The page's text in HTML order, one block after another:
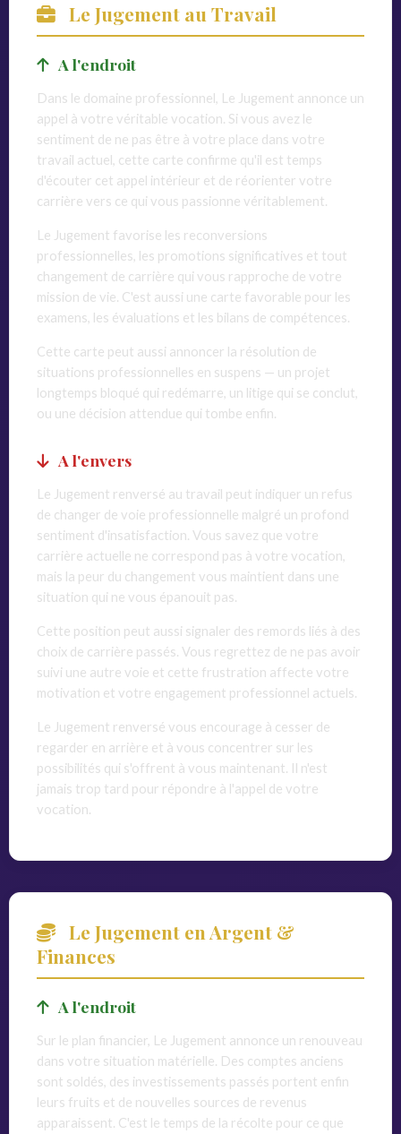
Le Jugement au Travail
A l'endroit
Dans le domaine professionnel, Le Jugement annonce un
appel à votre véritable vocation. Si vous avez le
sentiment de ne pas être à votre place dans votre
travail actuel, cette carte confirme qu'il est temps
d'écouter cet appel intérieur et de réorienter votre
carrière vers ce qui vous passionne véritablement.
Le Jugement favorise les reconversions
professionnelles, les promotions significatives et tout
changement de carrière qui vous rapproche de votre
mission de vie. C'est aussi une carte favorable pour les
examens, les évaluations et les bilans de compétences.
Cette carte peut aussi annoncer la résolution de
situations professionnelles en suspens — un projet
longtemps bloqué qui redémarre, un litige qui se conclut,
ou une décision attendue qui tombe enfin.
A l'envers
Le Jugement renversé au travail peut indiquer un refus
de changer de voie professionnelle malgré un profond
sentiment d'insatisfaction. Vous savez que votre
carrière actuelle ne correspond pas à votre vocation,
mais la peur du changement vous maintient dans une
situation qui ne vous épanouit pas.
Cette position peut aussi signaler des remords liés à des
choix de carrière passés. Vous regrettez de ne pas avoir
suivi une autre voie et cette frustration affecte votre
motivation et votre engagement professionnel actuels.
Le Jugement renversé vous encourage à cesser de
regarder en arrière et à vous concentrer sur les
possibilités qui s'offrent à vous maintenant. Il n'est
jamais trop tard pour répondre à l'appel de votre
vocation.
Le Jugement en Argent &
Finances
A l'endroit
Sur le plan financier, Le Jugement annonce un renouveau
dans votre situation matérielle. Des comptes anciens
sont soldés, des investissements passés portent enfin
leurs fruits et de nouvelles sources de revenus
apparaissent. C'est le temps de la récolte pour ce que